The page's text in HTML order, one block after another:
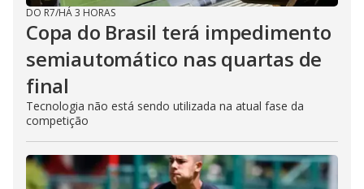
DO R7/HÁ 3 HORAS
Copa do Brasil terá impedimento
semiautomático nas quartas de
final
Tecnologia não está sendo utilizada na atual fase da
competição